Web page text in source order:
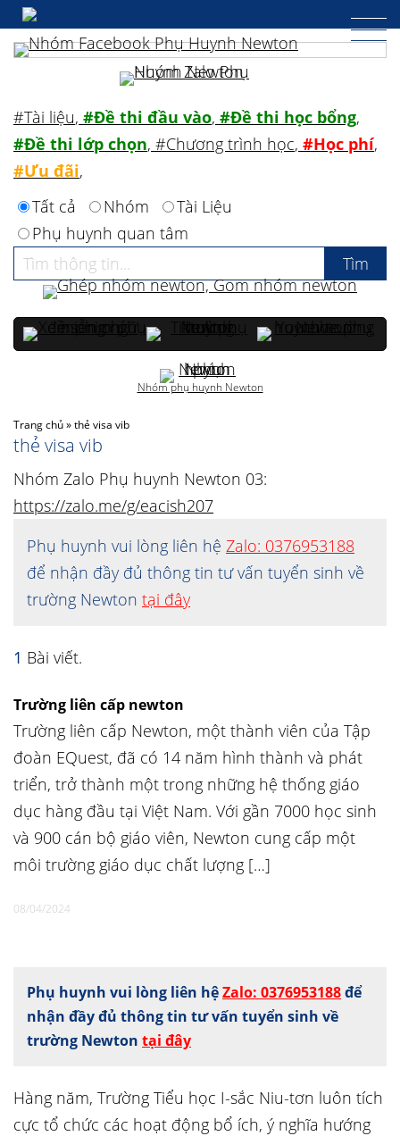
Trang chủ»thẻ visa vib
thẻ visa vib
Nhóm Zalo Phụ huynh Newton 03:
https://zalo.me/g/eacish207
Phụ huynh vui lòng liên hệ Zalo: 0376953188
để nhận đầy đủ thông tin tư vấn tuyển sinh về
trường Newton tại đây
1 Bài viết.
Trường liên cấp newton
Trường liên cấp Newton, một thành viên của Tập
đoàn EQuest, đã có 14 năm hình thành và phát
triển, trở thành một trong những hệ thống giáo
dục hàng đầu tại Việt Nam. Với gần 7000 học sinh
và 900 cán bộ giáo viên, Newton cung cấp một
môi trường giáo dục chất lượng […]
08/04/2024
Phụ huynh vui lòng liên hệZalo: 0376953188để
nhận đầy đủ thông tin tư vấn tuyển sinh về
trường Newton tại đây
Hàng năm, Trường Tiểu học I-sắc Niu-tơn luôn tích
cực tổ chức các hoạt động bổ ích, ý nghĩa hướng
#Tài liệu, #Đề thi đầu vào, #Đề thi học bổng,
#Đề thi lớp chọn, #Chương trình học, #Học phí,
#Ưu đãi,
Tất cả
Nhóm
Tài Liệu
Phụ huynh quan tâm
Nhóm phụ huynh Newton